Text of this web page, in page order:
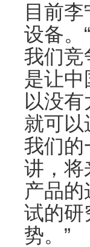
目前
设备。
我们竞
是让中
以没
就可以
我们的
讲，将
产品
试的研
势。”